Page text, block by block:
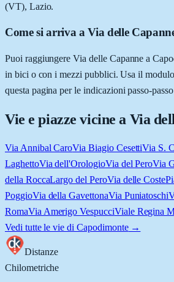
(VT), Lazio.
Come si arriva a Via delle
Puoi raggiungere Via delle Capanne a
in bici o con i mezzi pubblici. Usa il
questa pagina per le indicazioni passo-
Vie e piazze vicine a Via
Via Annibal CaroVia Biagio CesettiVia S.
LaghettoVia dell'OrologioVia del PeroVia
della RoccaLargo del PeroVia delle Coste
PoggioVia della GavettonaVia Puniatoschi
RomaVia Amerigo VespucciViale Regina
Vedi tutte le vie di Capodimonte→
Distanze
Chilometriche